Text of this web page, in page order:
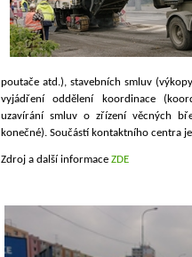
poutače atd.), stavebních smluv
vyjádření oddělení koordinace
uzavírání smluv o zřízení věcných
konečné). Součástí kontaktního centra
Zdroj a další informaceZDE